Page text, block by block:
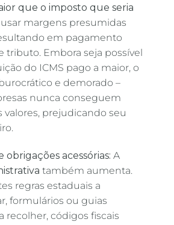
que o imposto que seria
margens presumidas
em pagamento
tributo. Embora seja possível
do ICMS pago a maior, o
e demorado –
nunca conseguem
valores, prejudicando seu
obrigações acessórias: A
também aumenta.
regras estaduais a
formulários ou guias
recolher, códigos fiscais